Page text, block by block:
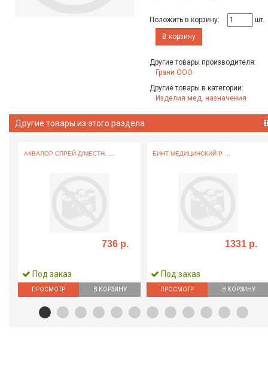
Положить в корзину:
шт.
В корзину
Другие товары производителя:
Грани ООО
Другие товары в категории:
Изделия мед. назначения
Другие товары из этого раздела
АКВАЛОР СПРЕЙ Д/МЕСТН. ...
736 р.
Под заказ
ПРОСМОТР В КОРЗИНУ
БИНТ МЕДИЦИНСКИЙ Р. ...
1331 р.
Под заказ
ПРОСМОТР В КОРЗИНУ